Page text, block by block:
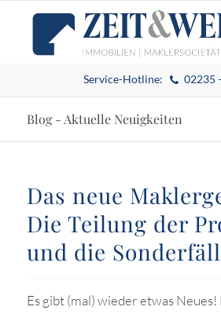
Service-Hotline: 02235
Blog - Aktuelle Neuigkeiten
Das neue
Die Teilung der
und die
Es gibt (mal) wieder etwas Neues!